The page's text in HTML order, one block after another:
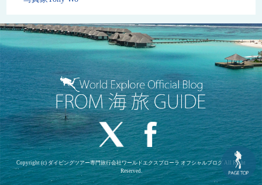
Copyright (c) ダイビングツアー専門旅行会社ワールドエクスプローラ オフシャルブログ All Right
Reserved.